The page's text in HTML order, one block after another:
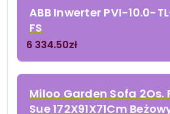
ABB Inwerter PVI-10.0-
FS
6 334.50zł
Miloo Garden Sofa 2Os.
Sue 172X91X71Cm